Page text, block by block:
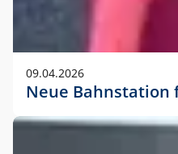
09.04.2026
Neue Bahnstation